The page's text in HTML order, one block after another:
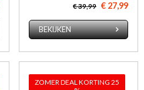
€ 39,99 € 27,99
BEKIJKEN
ZOMER DEAL KORTING 25